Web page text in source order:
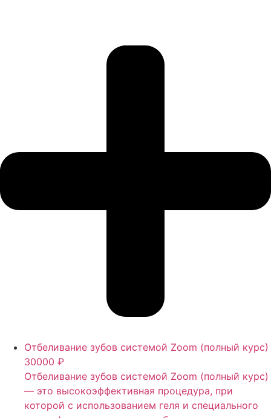
Отбеливание зубов системой Zoom (полный курс)
30000 ₽
Отбеливание зубов системой Zoom (полный курс)
— это высокоэффективная процедура, при
которой с использованием геля и специального